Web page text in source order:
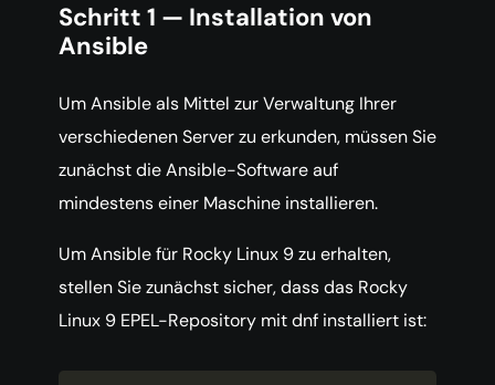
Schritt 1 — Installation von
Ansible
Um Ansible als Mittel zur Verwaltung Ihrer
verschiedenen Server zu erkunden, müssen Sie
zunächst die Ansible-Software auf
mindestens einer Maschine installieren.
Um Ansible für Rocky Linux 9 zu erhalten,
stellen Sie zunächst sicher, dass das Rocky
Linux 9 EPEL-Repository mit dnf installiert ist: